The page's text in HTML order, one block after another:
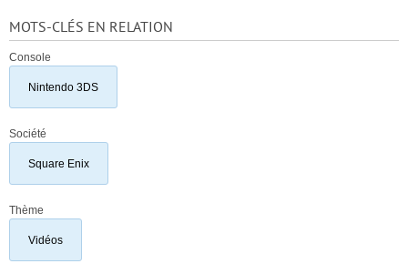
MOTS-CLÉS EN RELATION
Console
Nintendo 3DS
Société
Square Enix
Thème
Vidéos